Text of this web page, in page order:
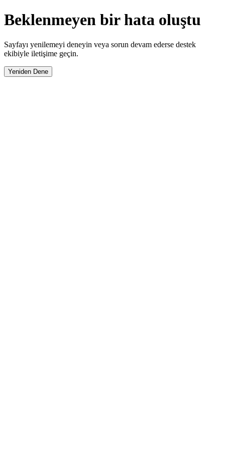
Beklenmeyen bir hata oluştu
Sayfayı yenilemeyi deneyin veya sorun devam ederse destek
ekibiyle iletişime geçin.
Yeniden Dene